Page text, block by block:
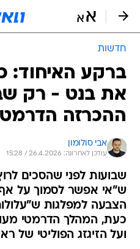
חדשות
ברקע האיחוד:
את בנט - רק
ההכרזה
אבי סולומון
עודכן לאחרונה: 26.4.2026 / 15:28
שבועות לפני שהסכים
ש"אי אפשר לסמוך על
הצבעה למפלגות
כעת, המהלך הדרמטי
ועל הזיגזג הפוליטי של